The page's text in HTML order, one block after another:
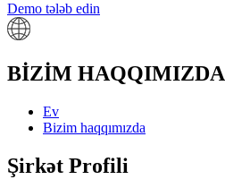
Demo tələb edin
BİZİM HAQQIMIZDA
Ev
Bizim haqqımızda
Şirkət Profili